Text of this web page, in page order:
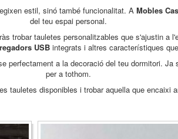
estil, sinó també funcionalitat. AMobles
del teu espai personal.
trobar tauletes personalitzables que s'ajustin
USB integrats i altres característiques
perfectament a la decoració del teu dormitori.
per a tothom.
tauletes disponibles i trobar aquella que encaixi